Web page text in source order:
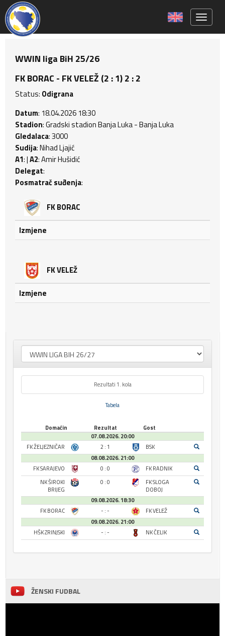
WWIN liga BiH 25/26
FK BORAC - FK VELEŽ (2 : 1) 2 : 2
Status: Odigrana
Datum: 18.04.2026 18:30
Stadion: Gradski stadion Banja Luka - Banja Luka
Gledalaca: 3000
Sudija: Nihad Ljajić
A1: |A2: Amir Hušidić
Delegat:
Posmatrač suđenja:
FK BORAC
Izmjene
FK VELEŽ
Izmjene
Rezultati 1. kola
Tabela
Domaćin Rezultat
Gost
07.08.2026. 20:00
FK ŽELJEZNIČAR
2 : 1
BSK
08.08.2026. 21:00
FK SARAJEVO
0 : 0
FK RADNIK
NK ŠIROKI
BRIJEG
0 : 0
FK SLOGA
DOBOJ
09.08.2026. 18:30
FK BORAC
- : -
FK VELEŽ
09.08.2026. 21:00
HŠK ZRINJSKI
- : - NK ČELIK
ŽENSKI FUDBAL